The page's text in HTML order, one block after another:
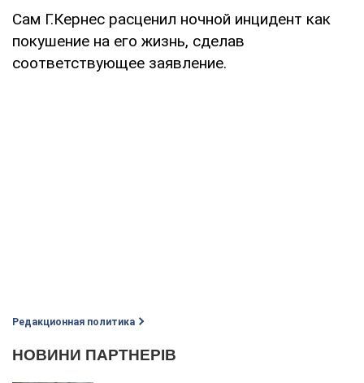
Сам Г.Кернес расценил ночной инцидент как
покушение на его жизнь, сделав
соответствующее заявление.
Редакционная политика